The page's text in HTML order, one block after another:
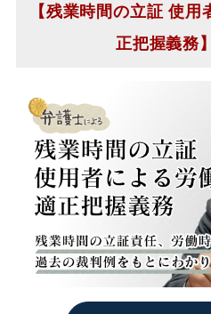
【残業時間の立証 使
正把握義務